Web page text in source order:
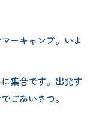
ーキャンプ。いよ
集合です。出発す
ごあいさつ。